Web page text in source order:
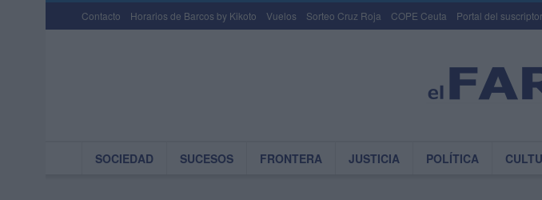
Contacto Horarios de Barcos by Kikoto Vuelos Sorteo Cruz Roja COPE Ceuta Portal del suscriptor
SOCIEDAD SUCESOS FRONTERA JUSTICIA POLÍTICA